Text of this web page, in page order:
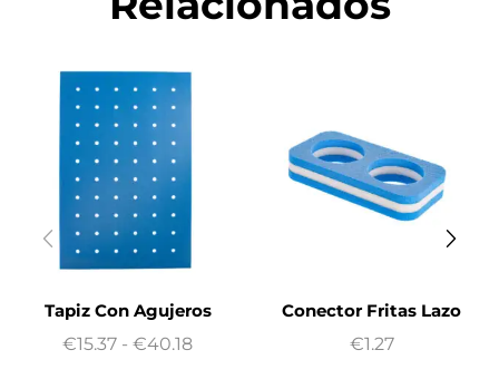
Tapiz Con Agujeros
€15.37 - €40.18
Conector Fritas Lazo
€1.27